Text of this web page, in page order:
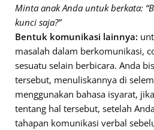
Minta anak Anda untuk berkata:
kunci saja?”
Bentuk komunikasi lainnya:
masalah dalam berkomunikasi,
sesuatu selain berbicara. Anda
tersebut, menuliskannya di
menggunakan bahasa isyarat,
tentang hal tersebut, setelah
tahapan komunikasi verbal